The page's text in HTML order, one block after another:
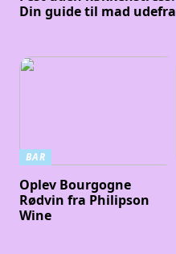
Din guide til mad udefra
BAR
Oplev Bourgogne
Rødvin fra Philipson
Wine